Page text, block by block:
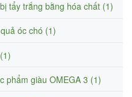
tẩy trắng bằng hóa chất (1)
óc chó (1)
phẩm giàu OMEGA 3 (1)